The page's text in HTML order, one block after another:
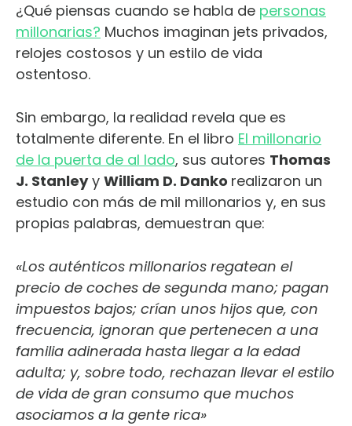
¿Qué piensas cuando se habla de personas
millonarias? Muchos imaginan jets privados,
relojes costosos y un estilo de vida
ostentoso.
Sin embargo, la realidad revela que es
totalmente diferente. En el libro El millonario
de la puerta de al lado, sus autores Thomas
J. Stanleyy William D. Danko realizaron un
estudio con más de mil millonarios y, en sus
propias palabras, demuestran que:
«Los auténticos millonarios regatean el
precio de coches de segunda mano; pagan
impuestos bajos; crían unos hijos que, con
frecuencia, ignoran que pertenecen a una
familia adinerada hasta llegar a la edad
adulta; y, sobre todo, rechazan llevar el estilo
de vida de gran consumo que muchos
asociamos a la gente rica»